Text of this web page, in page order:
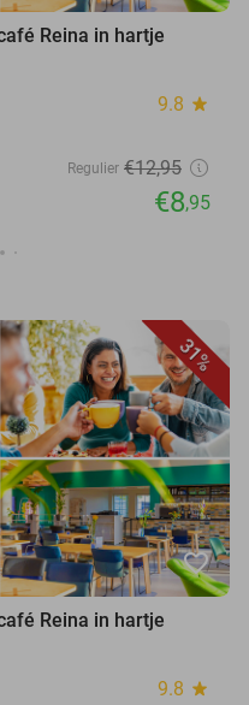
Reina in hartje
9.8 star
Regulier €12,95
€8,95
31%
favorite_border
Reina in hartje
9.8 star